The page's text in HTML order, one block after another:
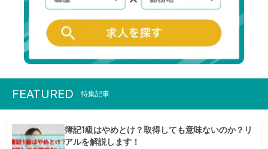
FEATURED 特集記事
簿記1級はやめとけ？取得しても意味ないのか？リ
アルを解説します！